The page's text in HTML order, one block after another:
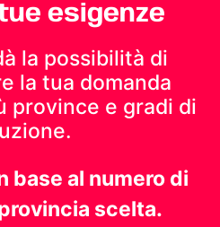
esigenze
la possibilità di
la tua domanda
province e gradi di
base al numero di
scelta.